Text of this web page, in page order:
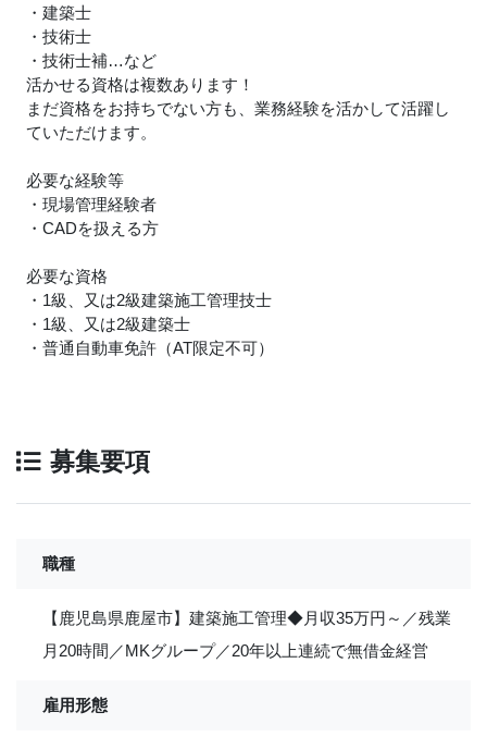
・建築士
・技術士
・技術士補…など
活かせる資格は複数あります！
まだ資格をお持ちでない方も、業務経験を活かして活躍し
ていただけます。
必要な経験等
・現場管理経験者
・CADを扱える方
必要な資格
・1級、又は2級建築施工管理技士
・1級、又は2級建築士
・普通自動車免許（AT限定不可）
募集要項
職種
【鹿児島県鹿屋市】建築施工管理◆月収35万円～／残業
月20時間／MKグループ／20年以上連続で無借金経営
雇用形態